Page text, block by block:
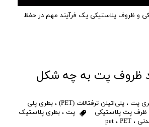
و ظروف پلاستیکی یک فرآیند مهم در حفظ
ظروف پت به چه شکل
پت ، پلی‌اتیلن ترفتالات (PET) ، بطری پلی
ظرف پت پلاستیکی پت ، بطری پلاستیک
، pet ، PET